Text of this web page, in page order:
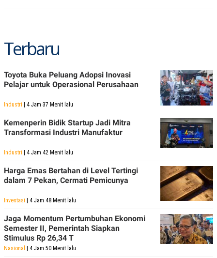
RT
I
S
N
G
G
M
D
I
I
SITEMAPPROFILETERM
USE
PEDOMAN
PEMBERITAAN
SIBER
PRIVACY
Terbaru
Toyota Buka Peluang Adopsi Inovasi
Pelajar untuk Operasional Perusahaan
Industri | 4 Jam 37 Menit lalu
Kemenperin Bidik Startup Jadi Mitra
Transformasi Industri Manufaktur
Industri | 4 Jam 42 Menit lalu
Harga Emas Bertahan di Level Tertingi
dalam 7 Pekan, Cermati Pemicunya
Investasi | 4 Jam 48 Menit lalu
Jaga Momentum Pertumbuhan Ekonomi
Semester II, Pemerintah Siapkan
Stimulus Rp 26,34 T
Nasional | 4 Jam 50 Menit lalu